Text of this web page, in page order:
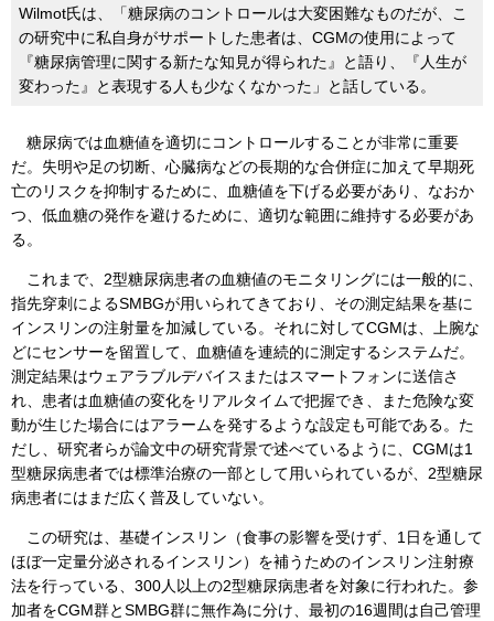
Wilmot氏は、「糖尿病のコントロールは大変困難なものだが、こ
の研究中に私自身がサポートした患者は、CGMの使用によって
『糖尿病管理に関する新たな知見が得られた』と語り、『人生が
変わった』と表現する人も少なくなかった」と話している。
糖尿病では血糖値を適切にコントロールすることが非常に重要
だ。失明や足の切断、心臓病などの長期的な合併症に加えて早期死
亡のリスクを抑制するために、血糖値を下げる必要があり、なおか
つ、低血糖の発作を避けるために、適切な範囲に維持する必要があ
る。
これまで、2型糖尿病患者の血糖値のモニタリングには一般的に、
指先穿刺によるSMBGが用いられてきており、その測定結果を基に
インスリンの注射量を加減している。それに対してCGMは、上腕な
どにセンサーを留置して、血糖値を連続的に測定するシステムだ。
測定結果はウェアラブルデバイスまたはスマートフォンに送信さ
れ、患者は血糖値の変化をリアルタイムで把握でき、また危険な変
動が生じた場合にはアラームを発するような設定も可能である。た
だし、研究者らが論文中の研究背景で述べているように、CGMは1
型糖尿病患者では標準治療の一部として用いられているが、2型糖尿
病患者にはまだ広く普及していない。
この研究は、基礎インスリン（食事の影響を受けず、1日を通して
ほぼ一定量分泌されるインスリン）を補うためのインスリン注射療
法を行っている、300人以上の2型糖尿病患者を対象に行われた。参
加者をCGM群とSMBG群に無作為に分け、最初の16週間は自己管理